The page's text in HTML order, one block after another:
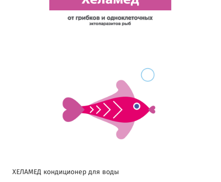
ХЕЛАМЕД кондиционер для воды